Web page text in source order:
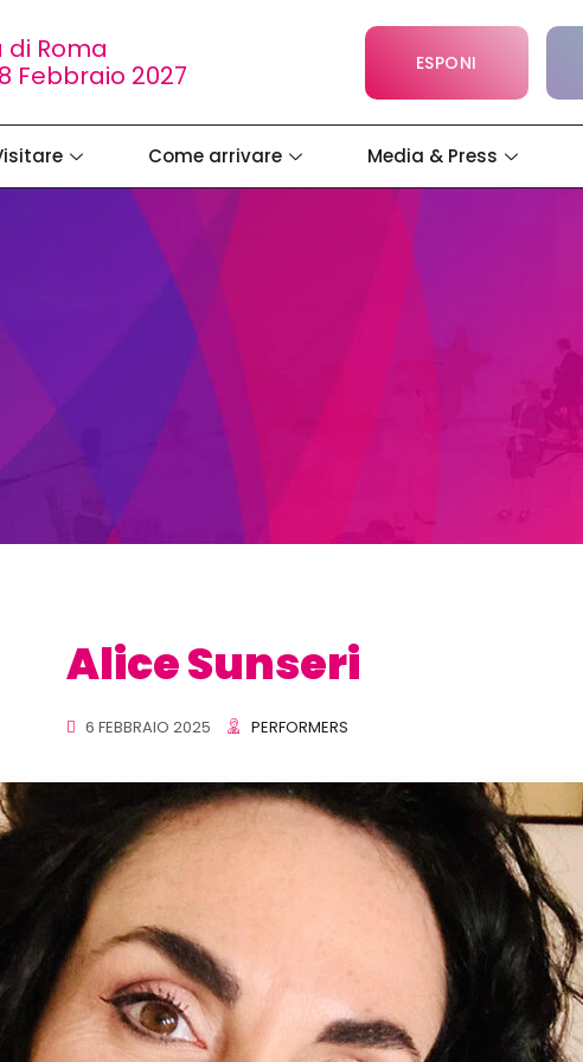
di Roma
Febbraio 2027
ESPONI
Come arrivare Media & Press
Alice Sunseri
6 FEBBRAIO 2025 PERFORMERS